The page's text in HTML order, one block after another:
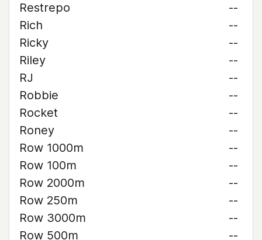
Restrepo
--
Rich
--
Ricky
--
Riley
--
RJ
--
Robbie
--
Rocket
--
Roney
--
Row 1000m
--
Row 100m
--
Row 2000m
--
Row 250m
--
Row 3000m
--
Row 500m
--